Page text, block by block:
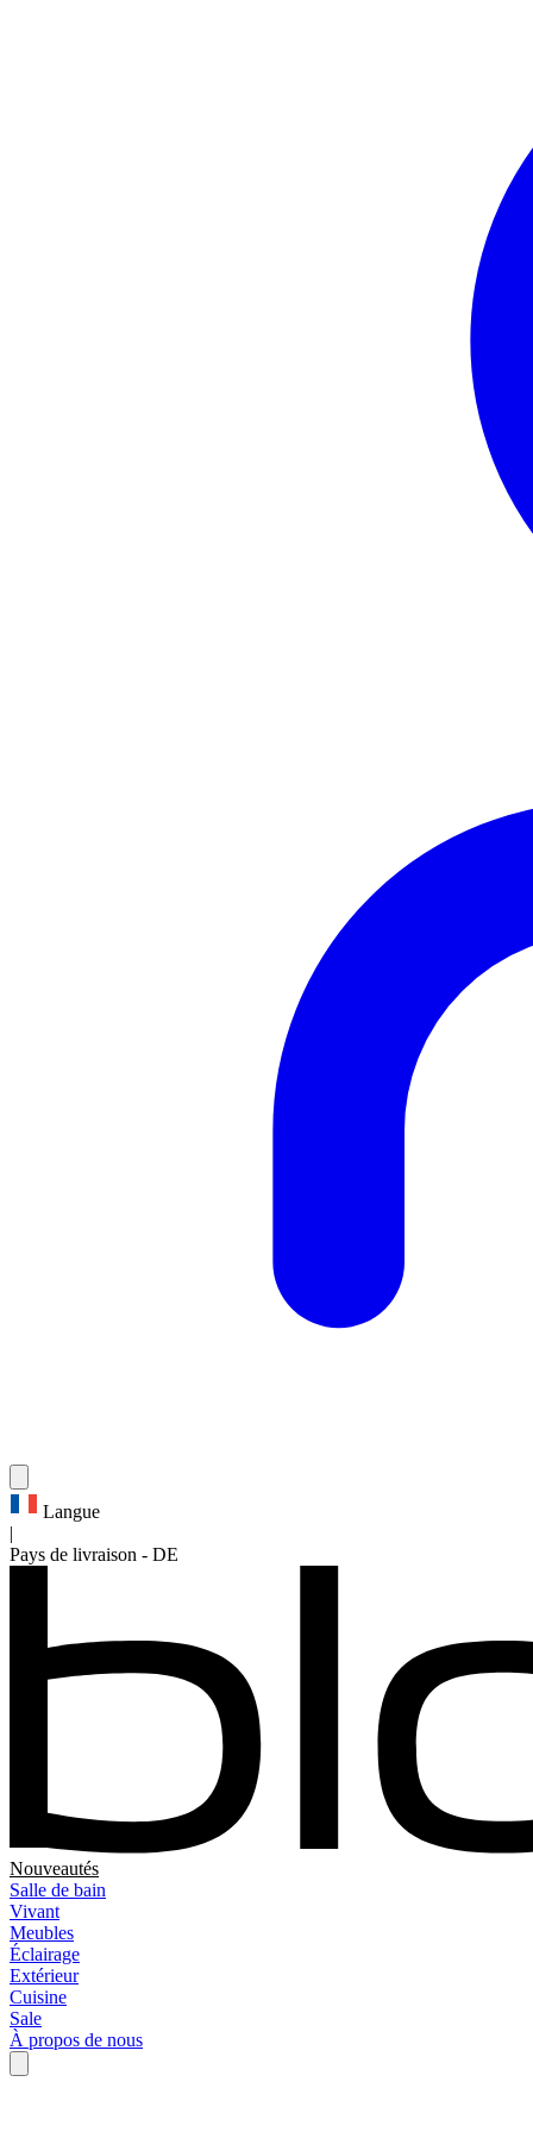
Langue
Pays de livraison - DE
Nouveautés
Salle de bain
Vivant
Meubles
Éclairage
Extérieur
Cuisine
Sale
À propos de nous